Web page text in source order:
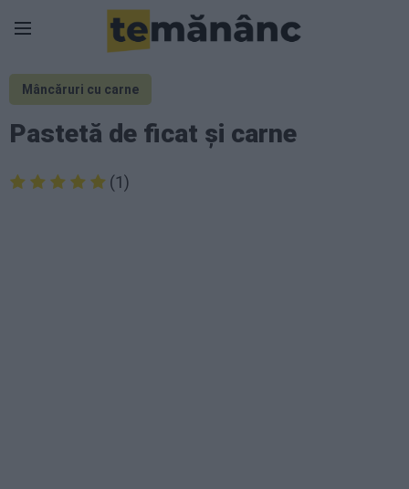
Mâncăruri cu carne
Pastetă de ficat și carne
(1)